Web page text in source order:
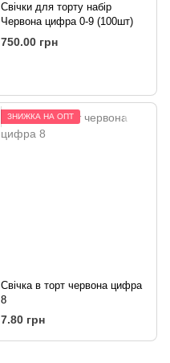
Свічки для торту набір
Червона цифра 0-9 (100шт)
750.00 грн
ЗНИЖКА НА ОПТ
Свічка в торт червона цифра
8
7.80 грн